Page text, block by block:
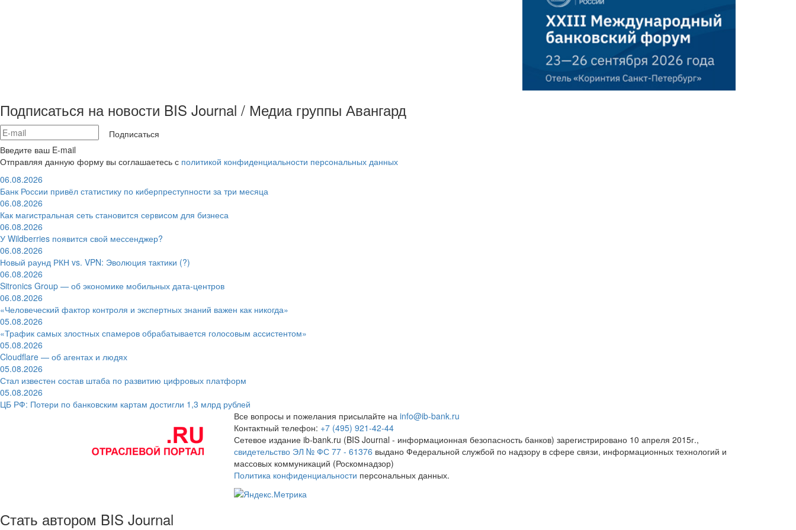
Подписаться на новости BIS Journal / Медиа группы Авангард
Подписаться
Введите ваш E-mail
Отправляя данную форму вы соглашаетесь с политикой конфиденциальности персональных данных
06.08.2026
Банк России привёл статистику по киберпреступности за три месяца
06.08.2026
Как магистральная сеть становится сервисом для бизнеса
06.08.2026
У Wildberries появится свой мессенджер?
06.08.2026
Новый раунд РКН vs. VPN: Эволюция тактики (?)
06.08.2026
Sitronics Group — об экономике мобильных дата-центров
06.08.2026
«Человеческий фактор контроля и экспертных знаний важен как никогда»
05.08.2026
«Трафик самых злостных спамеров обрабатывается голосовым ассистентом»
05.08.2026
Cloudflare — об агентах и людях
05.08.2026
Стал известен состав штаба по развитию цифровых платформ
05.08.2026
ЦБ РФ: Потери по банковским картам достигли 1,3 млрд рублей
Все вопросы и пожелания присылайте на info@ib-bank.ru
Контактный телефон: +7 (495) 921-42-44
Сетевое издание ib-bank.ru (BIS Journal - информационная безопасность банков) зарегистрировано 10 апреля 2015г.,
свидетельство ЭЛ № ФС 77 - 61376 выдано Федеральной службой по надзору в сфере связи, информационных технологий и
массовых коммуникаций (Роскомнадзор)
Политика конфиденциальности персональных данных.
Стать автором BIS Journal